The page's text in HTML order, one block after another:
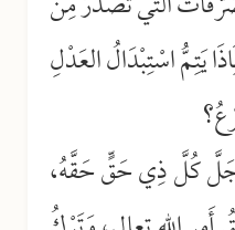
يَتِمُّ اسْتِبْدَالُ العَدْلِ
كُلَّ ذِي حَقٍّ حَقَّهُ،